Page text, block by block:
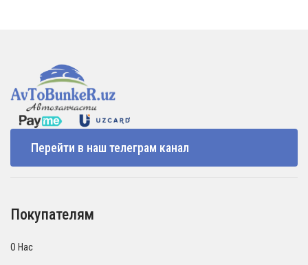
Перейти в наш телеграм канал
Покупателям
О Нас